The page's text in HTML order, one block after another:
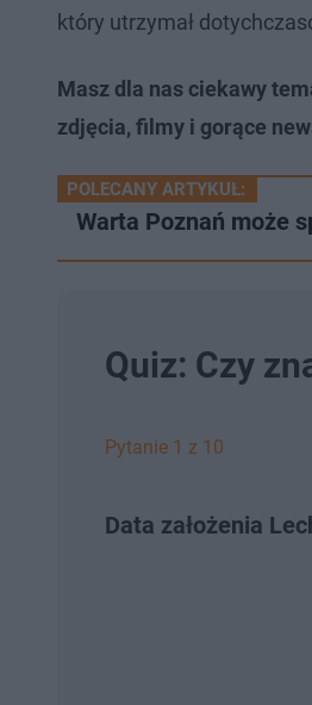
który utrzymał
Masz dla nas ciekawy
zdjęcia, filmy i gorące
POLECANY ARTYKUŁ:
Warta Poznań może
Quiz: Czy
Pytanie 1 z 10
Data założenia